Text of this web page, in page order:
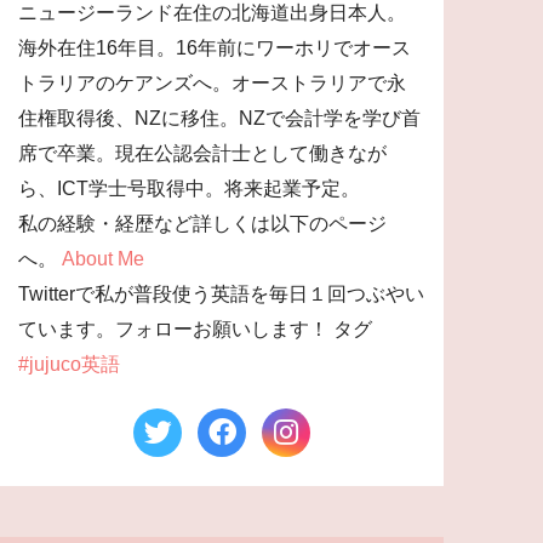
ニュージーランド在住の北海道出身日本人。
海外在住16年目。16年前にワーホリでオース
トラリアのケアンズへ。オーストラリアで永
住権取得後、NZに移住。NZで会計学を学び首
席で卒業。現在公認会計士として働きなが
ら、ICT学士号取得中。将来起業予定。
私の経験・経歴など詳しくは以下のページ
へ。About Me
Twitterで私が普段使う英語を毎日１回つぶやい
ています。フォローお願いします！ タグ
#jujuco英語